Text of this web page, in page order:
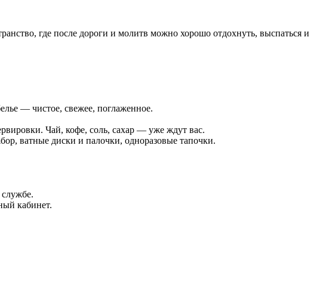
где после дороги и молитв можно хорошо отдохнуть, выспаться и
— чистое, свежее, поглаженное.
Чай, кофе, соль, сахар — уже ждут вас.
ватные диски и палочки, одноразовые тапочки.
кабинет.